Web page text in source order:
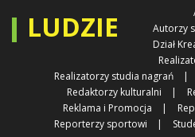
LUDZIE
Autorzy
Dział
Realizatorzy studia nagrań
Redaktorzy kulturalni
Reklama i Promocja
Reporterzy sportowi